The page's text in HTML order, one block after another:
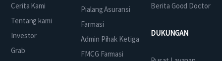
Cerita Kami
Tentang kami
Investor
Grab
Pialang Asuransi
Farmasi
Admin Pihak Ketiga
FMCG Farmasi
Berita Good Doctor
DUKUNGAN